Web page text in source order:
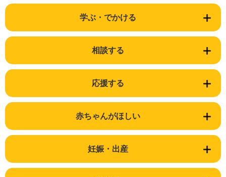
学ぶ・でかける
相談する
応援する
赤ちゃんがほしい
妊娠・出産